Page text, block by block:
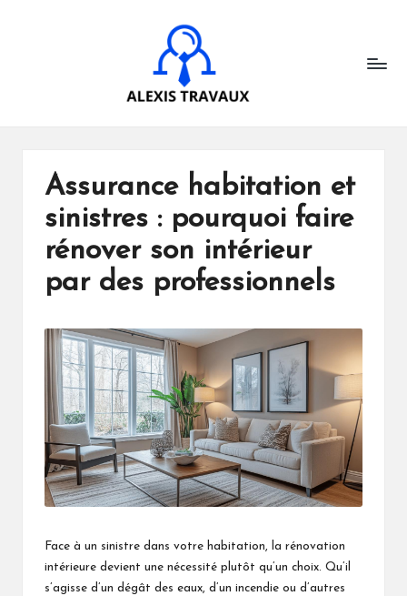
e
t
r
a
v
a
u
x
Assurance habitation et
sinistres : pourquoi faire
rénover son intérieur
par des professionnels
Face à un sinistre dans votre habitation, la rénovation
intérieure devient une nécessité plutôt qu’un choix. Qu’il
s’agisse d’un dégât des eaux, d’un incendie ou d’autres